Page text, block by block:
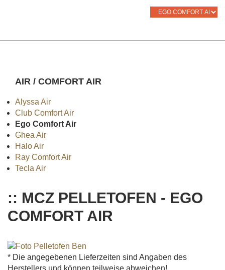
AIR / COMFORT AIR
Alyssa Air
Club Comfort Air
Ego Comfort Air
Ghea Air
Halo Air
Ray Comfort Air
Tecla Air
:: MCZ PELLETOFEN - EGO
COMFORT AIR
* Die angegebenen Lieferzeiten sind Angaben des
Herstellers und können teilweise abweichen!